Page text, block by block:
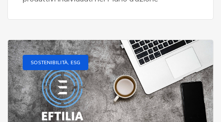
SOSTENIBILITÀ, ESG